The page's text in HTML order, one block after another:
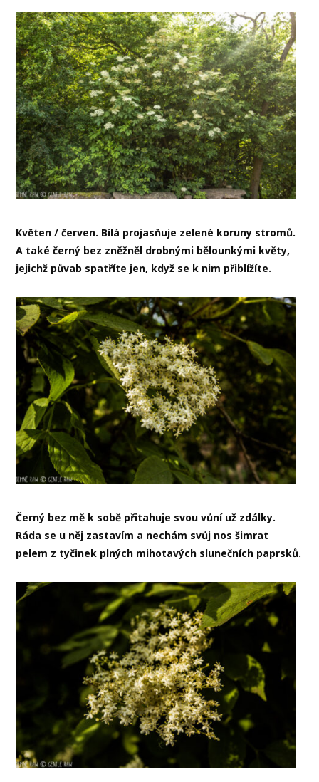
Květen / červen. Bílá projasňuje zelené koruny stromů.
A také černý bez zněžněl drobnými bělounkými květy,
jejichž půvab spatříte jen, když se k nim přiblížíte.
Černý bez mě k sobě přitahuje svou vůní už zdálky.
Ráda se u něj zastavím a nechám svůj nos šimrat
pelem z tyčinek plných mihotavých slunečních paprsků.